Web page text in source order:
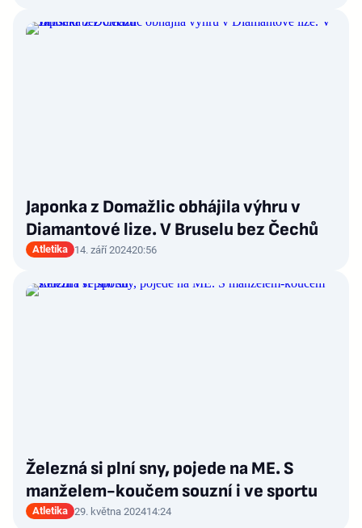
Japonka z Domažlic obhájila výhru v
Diamantové lize. V Bruselu bez Čechů
Atletika 14. září 202420:56
Železná si plní sny, pojede na ME. S
manželem-koučem souzní i ve sportu
Atletika 29. května 202414:24